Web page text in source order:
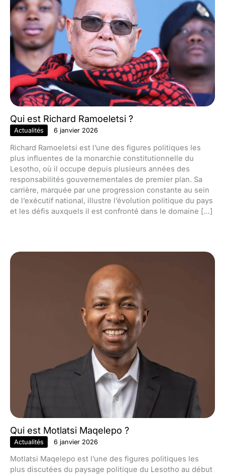
Qui est Richard Ramoeletsi ?
Actualités 6 janvier 2026
Richard Ramoeletsi est l’une des figures politiques les
plus influentes de la monarchie constitutionnelle du
Lesotho, où il occupe depuis plusieurs années des
responsabilités gouvernementales de premier plan. Sa
carrière, marquée par une progression constante au sein
de l’exécutif national, illustre l’évolution politique du pays
et les défis auxquels il est confronté dans le domaine […]
Qui est Motlatsi Maqelepo ?
Actualités 6 janvier 2026
Motlatsi Maqelepo est l’une des figures politiques les
plus discutées du paysage politique du Lesotho au début